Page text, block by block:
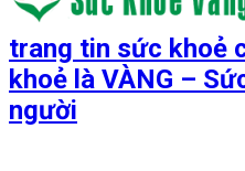
trang tin sức khoẻ
khoẻ là VÀNG –
người